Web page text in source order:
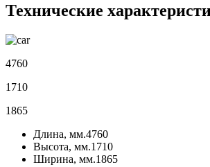
Технические
4760
1710
1865
Длина, мм.4760
Высота, мм.1710
Ширина, мм.1865